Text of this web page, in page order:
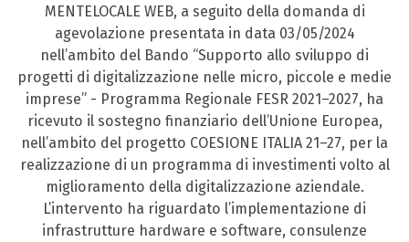
MENTELOCALE WEB, a seguito della domanda di
agevolazione presentata in data 03/05/2024
nell’ambito del Bando “Supporto allo sviluppo di
progetti di digitalizzazione nelle micro, piccole e medie
imprese” - Programma Regionale FESR 2021–2027, ha
ricevuto il sostegno finanziario dell’Unione Europea,
nell’ambito del progetto COESIONE ITALIA 21–27, per la
realizzazione di un programma di investimenti volto al
miglioramento della digitalizzazione aziendale.
L’intervento ha riguardato l’implementazione di
infrastrutture hardware e software, consulenze